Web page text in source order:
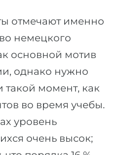
отмечают именно
немецкого
основной мотив
однако нужно
такой момент, как
во время учебы.
уровень
очень высок;